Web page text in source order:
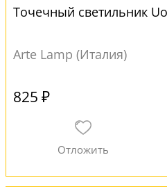
Точечный светильник
Arte Lamp (Италия)
825 ₽